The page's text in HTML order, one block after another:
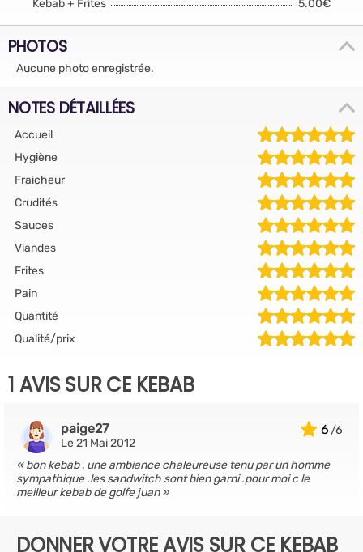
Kebab + Frites 5.00€
PHOTOS
Aucune photo enregistrée.
NOTES DÉTAILLÉES
Accueil
Hygiène
Fraicheur
Crudités
Sauces
Viandes
Frites
Pain
Quantité
Qualité/prix
1 AVIS SUR CE KEBAB
6
paige27
Le 21 Mai 2012
bon kebab , une ambiance chaleureuse tenu par un homme
sympathique .les sandwitch sont bien garni .pour moi c le
meilleur kebab de golfe juan
DONNER VOTRE AVIS SUR CE KEBAB